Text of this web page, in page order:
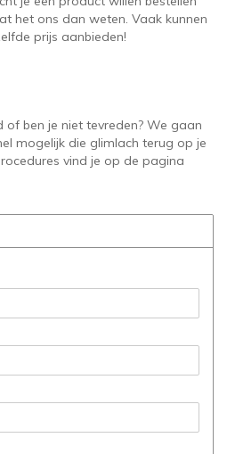
het ons dan weten. Vaak kunnen
prijs aanbieden!
ben je niet tevreden? We gaan
mogelijk die glimlach terug op je
vind je op de pagina